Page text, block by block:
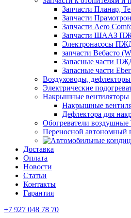
Запчасти Планар,
Запчасти
Запчасти Aero
Запчасти ШААЗ
Электронасосы
запчасти Вебасто
Запасные части
Запасные части
Воздуховоды,
Электрические
Накрышные вентиляторы
Накрышные
Дефлектора для
Обогреватели
Переносной автономный
Доставка
Оплата
Новости
Статьи
Контакты
Гарантия
+7 927 048 78 70